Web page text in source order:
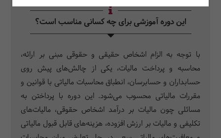
این دوره آموزشی برای چه کسانی مناسب است؟
با توجه به الزام اشخاص حقیقی و حقوقی مبنی بر ارائه،
محاسبه و پرداخت مالیات، یکی از چالش­­‌های پیش­ روی
حسابداران و حسابرسان، انطباق محاسبات مالیاتی با قوانین و
مقررات مالیاتی محسوب می­‌شود. این دوره با پرداختن به
مسائلی چون مالیات بر درآمد اشخاص حقوقی، مالیات‌های
تکلیفی و مالیات بر ارزش افزوده، هزینه­‌های قابل قبول مالیاتی